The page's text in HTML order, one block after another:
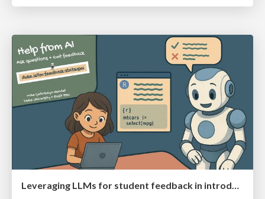
Leveraging LLMs for student feedback in introductory data science courses - posit::conf(2025)